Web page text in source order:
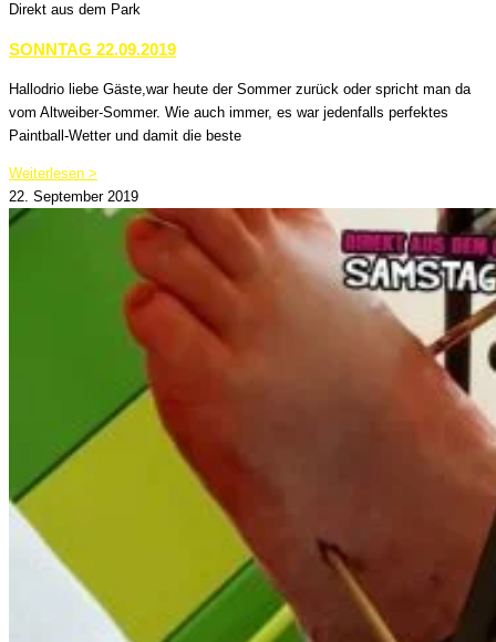
Direkt aus dem Park
SONNTAG 22.09.2019
Hallodrio liebe Gäste,war heute der Sommer zurück oder spricht man da
vom Altweiber-Sommer. Wie auch immer, es war jedenfalls perfektes
Paintball-Wetter und damit die beste
Weiterlesen >
22. September 2019